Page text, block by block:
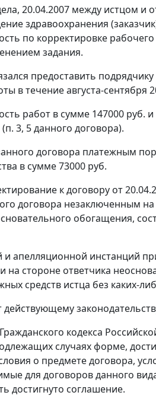
20.04.2007 между истцом и
здравоохранения
по корректировке
задания.
предоставить
в течение августа-сентября
работ в сумме 147000 руб.
3, 5 данного договора).
договора платежным
в сумме 73000 руб.
к договору от
договора незаключенным
обогащения,
апелляционной инстанций
на стороне ответчика
средств истца без каких-
действующему
Гражданского кодекса
случаях форме,
о предмете договора,
для договоров данного
достигнуто соглашение.